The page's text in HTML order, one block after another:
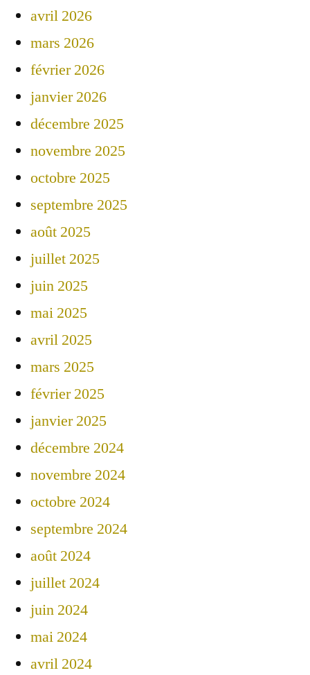
avril 2026
mars 2026
février 2026
janvier 2026
décembre 2025
novembre 2025
octobre 2025
septembre 2025
août 2025
juillet 2025
juin 2025
mai 2025
avril 2025
mars 2025
février 2025
janvier 2025
décembre 2024
novembre 2024
octobre 2024
septembre 2024
août 2024
juillet 2024
juin 2024
mai 2024
avril 2024